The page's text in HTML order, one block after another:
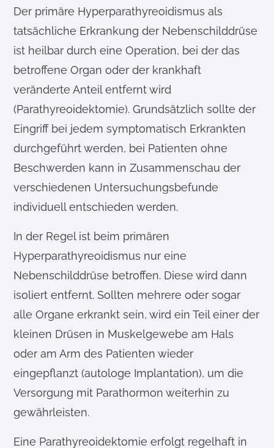
Der primäre Hyperparathyreoidismus als
tatsächliche Erkrankung der Nebenschilddrüse
ist heilbar durch eine Operation, bei der das
betroffene Organ oder der krankhaft
veränderte Anteil entfernt wird
(Parathyreoidektomie). Grundsätzlich sollte der
Eingriff bei jedem symptomatisch Erkrankten
durchgeführt werden, bei Patienten ohne
Beschwerden kann in Zusammenschau der
verschiedenen Untersuchungsbefunde
individuell entschieden werden.
In der Regel ist beim primären
Hyperparathyreoidismus nur eine
Nebenschilddrüse betroffen. Diese wird dann
isoliert entfernt. Sollten mehrere oder sogar
alle Organe erkrankt sein, wird ein Teil einer der
kleinen Drüsen in Muskelgewebe am Hals
oder am Arm des Patienten wieder
eingepflanzt (autologe Implantation), um die
Versorgung mit Parathormon weiterhin zu
gewährleisten.
Eine Parathyreoidektomie erfolgt regelhaft in